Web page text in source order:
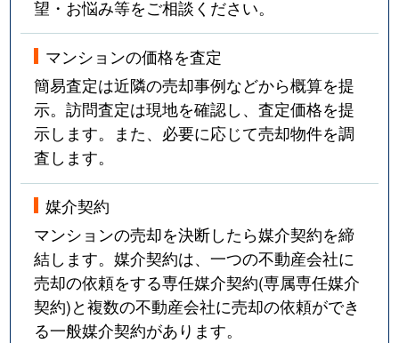
望・お悩み等をご相談ください。
マンションの価格を査定
簡易査定は近隣の売却事例などから概算を提
示。訪問査定は現地を確認し、査定価格を提
示します。また、必要に応じて売却物件を調
査します。
媒介契約
マンションの売却を決断したら媒介契約を締
結します。媒介契約は、一つの不動産会社に
売却の依頼をする専任媒介契約(専属専任媒介
契約)と複数の不動産会社に売却の依頼ができ
る一般媒介契約があります。